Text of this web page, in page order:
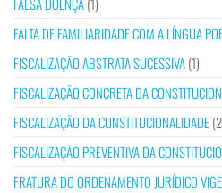
FALTA DE FAMILIARIDADE COM A LÍNGUA
FISCALIZAÇÃO ABSTRATA SUCESSIVA(1)
FISCALIZAÇÃO CONCRETA DA
FISCALIZAÇÃO DA CONSTITUCIONALIDADE
FISCALIZAÇÃO PREVENTIVA DA
FRATURA DO ORDENAMENTO JURÍDICO